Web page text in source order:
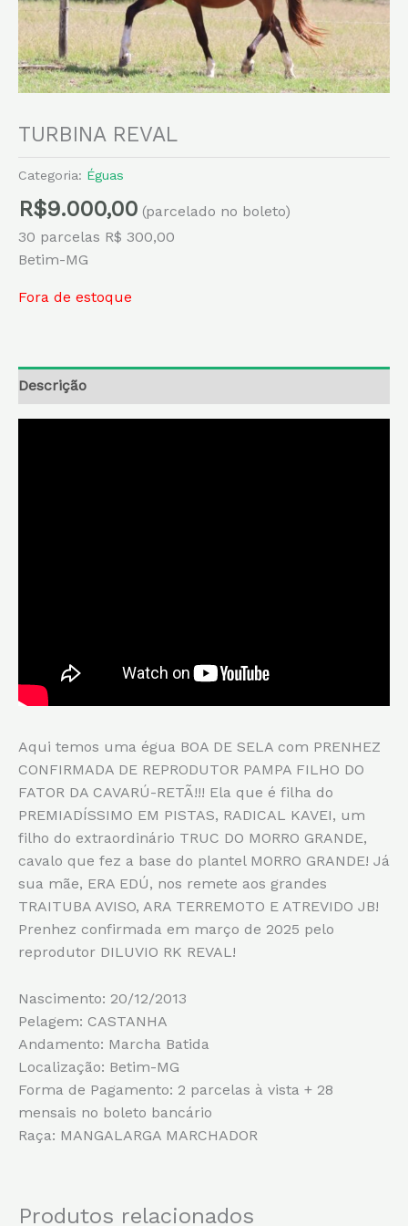
TURBINA REVAL
Categoria: Éguas
R$9.000,00 (parcelado no boleto)
30 parcelas R$ 300,00
Betim-MG
Fora de estoque
Descrição
Aqui temos uma égua BOA DE SELA com PRENHEZ
CONFIRMADA DE REPRODUTOR PAMPA FILHO DO
FATOR DA CAVARÚ-RETÃ!!! Ela que é filha do
PREMIADÍSSIMO EM PISTAS, RADICAL KAVEI, um
filho do extraordinário TRUC DO MORRO GRANDE,
cavalo que fez a base do plantel MORRO GRANDE! Já
sua mãe, ERA EDÚ, nos remete aos grandes
TRAITUBA AVISO, ARA TERREMOTO E ATREVIDO JB!
Prenhez confirmada em março de 2025 pelo
reprodutor DILUVIO RK REVAL!
Nascimento: 20/12/2013
Pelagem: CASTANHA
Andamento: Marcha Batida
Localização: Betim-MG
Forma de Pagamento: 2 parcelas à vista + 28
mensais no boleto bancário
Raça: MANGALARGA MARCHADOR
Produtos relacionados